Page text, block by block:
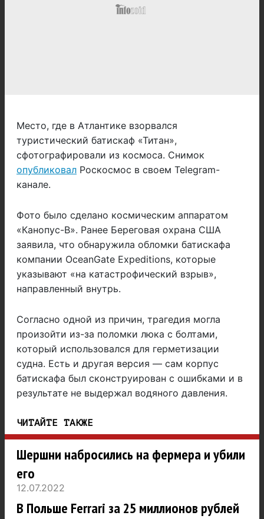
Место, где в Атлантике взорвался
туристический батискаф «Титан»,
сфотографировали из космоса. Снимок
опубликовал Роскосмос в своем Telegram-
канале.
Фото было сделано космическим аппаратом
«Канопус-В». Ранее Береговая охрана США
заявила, что обнаружила обломки батискафа
компании OceanGate Expeditions, которые
указывают «на катастрофический взрыв»,
направленный внутрь.
Согласно одной из причин, трагедия могла
произойти из-за поломки люка с болтами,
который использовался для герметизации
судна. Есть и другая версия — сам корпус
батискафа был сконструирован с ошибками и в
результате не выдержал водяного давления.
ЧИТАЙТЕ ТАКЖЕ
Шершни набросились на фермера и убили
его
12.07.2022
В Польше Ferrari за 25 миллионов рублей